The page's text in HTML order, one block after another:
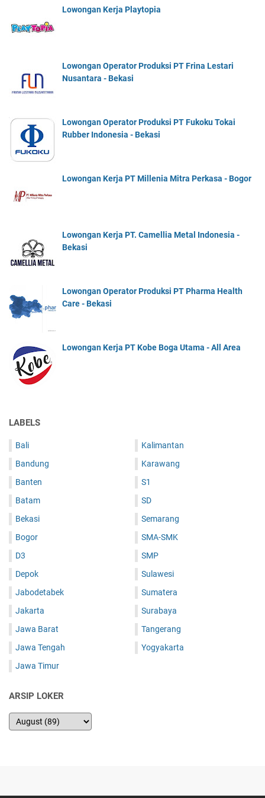
Lowongan Kerja Playtopia
Lowongan Operator Produksi PT Frina Lestari
Nusantara - Bekasi
Lowongan Operator Produksi PT Fukoku Tokai
Rubber Indonesia - Bekasi
Lowongan Kerja PT Millenia Mitra Perkasa - Bogor
Lowongan Kerja PT. Camellia Metal Indonesia -
Bekasi
Lowongan Operator Produksi PT Pharma Health
Care - Bekasi
Lowongan Kerja PT Kobe Boga Utama - All Area
LABELS
Bali
Bandung
Banten
Batam
Bekasi
Bogor
D3
Depok
Jabodetabek
Jakarta
Jawa Barat
Jawa Tengah
Jawa Timur
Kalimantan
Karawang
S1
SD
Semarang
SMA-SMK
SMP
Sulawesi
Sumatera
Surabaya
Tangerang
Yogyakarta
ARSIP LOKER